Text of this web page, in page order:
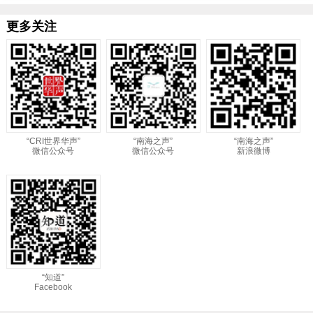
更多关注
“CRI世界华声”
微信公众号
“南海之声”
微信公众号
“南海之声”
新浪微博
“知道”
Facebook